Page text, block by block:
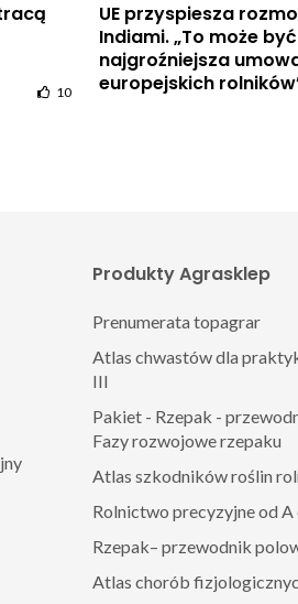
10
UE przyspiesza
Indiami. „To może być
najgroźniejsza
europejskich
Produkty Agrasklep
Prenumerata topagrar
Atlas chwastów dla
III
Pakiet - Rzepak -
Fazy rozwojowe rzepaku
Atlas szkodników roślin
Rolnictwo precyzyjne od A
Rzepak– przewodnik
Atlas chorób